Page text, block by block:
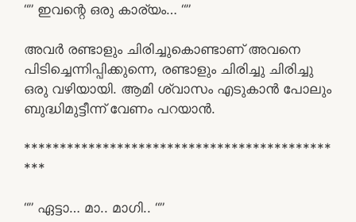
“” ഇവന്റെ ഒരു കാര്യം… “”
അവർ രണ്ടാളും ചിരിച്ചുകൊണ്ടാണ് അവനെ
പിടിച്ചെന്നിപ്പിക്കുന്നെ, രണ്ടാളും ചിരിച്ചു ചിരിച്ചു
ഒരു വഴിയായി. ആമി ശ്വാസം എടുകാൻ പോലും
ബുദ്ധിമുട്ടീന്ന് വേണം പറയാൻ.
*******************************************
***
“” ഏട്ടാ… മാ.. മാഗി.. “”